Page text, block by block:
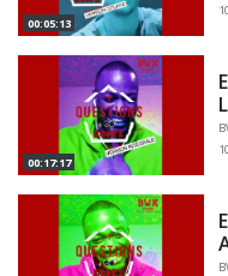
00:05:13
00:17:17